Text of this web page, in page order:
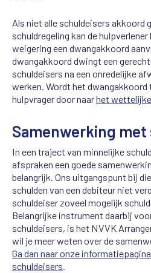
Als niet alle schuldeisers akkoord
schuldregeling kan de
weigering een dwangakkoord
dwangakkoord dwingt een
schuldeisers na een onredelijke
werken. Wordt het dwangakkoord
hulpvrager door naarhet
Samenwerking
In een traject van minnelijke
afspraken een goede
belangrijk. Ons uitgangspunt bij
schulden van een debiteur niet
schuldeiser zoveel mogelijk
Belangrijke instrument daarbij
schuldeisers, is het NVVK
wil je meer weten over de
Ga dan naar onze
schuldeisers.